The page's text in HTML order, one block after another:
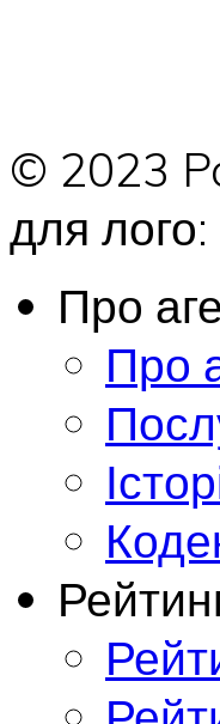
© 2023
для
Про
Про